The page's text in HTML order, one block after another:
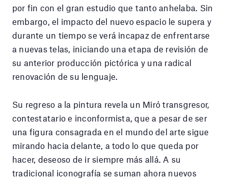
por fin con el gran estudio que tanto anhelaba. Sin
embargo, el impacto del nuevo espacio le supera y
durante un tiempo se verá incapaz de enfrentarse
a nuevas telas, iniciando una etapa de revisión de
su anterior producción pictórica y una radical
renovación de su lenguaje.
Su regreso a la pintura revela un Miró transgresor,
contestatario e inconformista, que a pesar de ser
una figura consagrada en el mundo del arte sigue
mirando hacia delante, a todo lo que queda por
hacer, deseoso de ir siempre más allá. A su
tradicional iconografía se suman ahora nuevos